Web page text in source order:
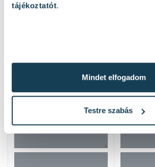
tájékoztatót.
Mindet elfogadom
Testre szabás